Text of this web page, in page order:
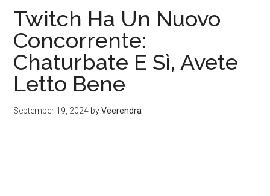
Twitch Ha Un Nuovo
Concorrente:
Chaturbate E Sì, Avete
Letto Bene
September 19, 2024 byVeerendra